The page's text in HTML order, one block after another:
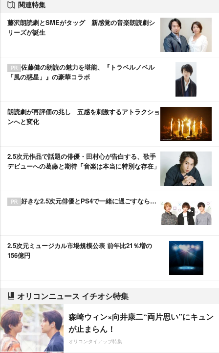
関連特集
藤沢朗読劇とSMEがタッグ 新感覚の音楽朗読劇シ
リーズが誕生
佐藤健の朗読の魅力を堪能、『トラベルノベル
「風の惑星」』の豪華コラボ
朗読劇が再評価の兆し 五感を刺激するアトラクショ
ンへと変化
2.5次元作品で話題の俳優・田村心が告白する、歌手
デビューへの葛藤と期待「音楽は本当に特別な存在」
好きな2.5次元俳優とPS4で一緒に過ごすなら…
2.5次元ミュージカル市場規模公表 前年比21％増の
156億円
オリコンニュース イチオシ特集
森崎ウィン×向井康二“両片思い”にキュン
が止まらん！
オリコンタイアップ特集